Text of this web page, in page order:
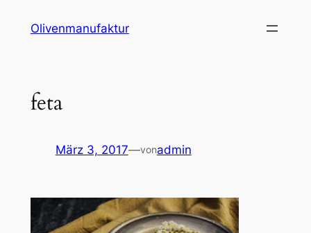
InhaltOlivenmanufaktur
feta
März 3, 2017—vonadmin